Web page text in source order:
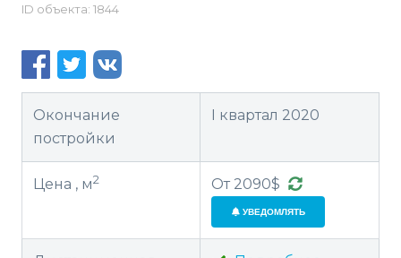
ID объекта: 1844
Окончание
постройки
I квартал 2020
Цена , м2 От 2090$
УВЕДОМЛЯТЬ